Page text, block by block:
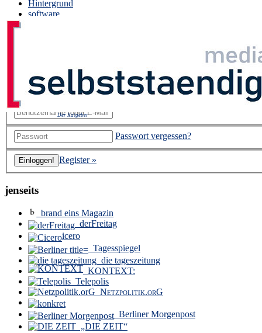
Der Ratgeber
Hintergrund
software
Das Leben, das Universum … und der ganze Rest!
social net
Ökonomie
Passwort vergessen?
Register »
jenseits
brand eins Magazin
derFreitag
icero
Tagesspiegel
die tageszeitung
KONTEXT:
Telepolis
Netzpolitik.orG
Berliner Morgenpost
„DIE ZEIT“